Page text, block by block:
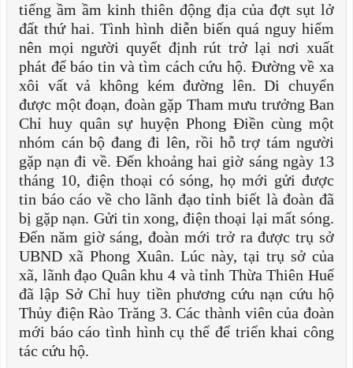
tiếng ầm ầm kinh thiên động địa của đợt sụt lở
đất thứ hai. Tình hình diễn biến quá nguy hiểm
nên mọi người quyết định rút trở lại nơi xuất
phát để báo tin và tìm cách cứu hộ. Đường về xa
xôi vất vả không kém đường lên. Di chuyển
được một đoạn, đoàn gặp Tham mưu trưởng Ban
Chỉ huy quân sự huyện Phong Điền cùng một
nhóm cán bộ đang đi lên, rồi hỗ trợ tám người
gặp nạn đi về. Đến khoảng hai giờ sáng ngày 13
tháng 10, điện thoại có sóng, họ mới gửi được
tin báo cáo về cho lãnh đạo tỉnh biết là đoàn đã
bị gặp nạn. Gửi tin xong, điện thoại lại mất sóng.
Đến năm giờ sáng, đoàn mới trở ra được trụ sở
UBND xã Phong Xuân. Lúc này, tại trụ sở của
xã, lãnh đạo Quân khu 4 và tỉnh Thừa Thiên Huế
đã lập Sở Chỉ huy tiền phương cứu nạn cứu hộ
Thủy điện Rào Trăng 3. Các thành viên của đoàn
mới báo cáo tình hình cụ thể để triển khai công
tác cứu hộ.